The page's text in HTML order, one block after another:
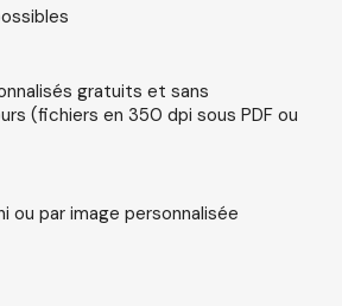
gratuits et sans
(fichiers en 350 dpi sous PDF ou
ou par image personnalisée